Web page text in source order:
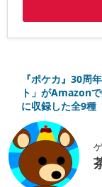
『ポケカ』30周
ト」がAmazon
に収録した全9種